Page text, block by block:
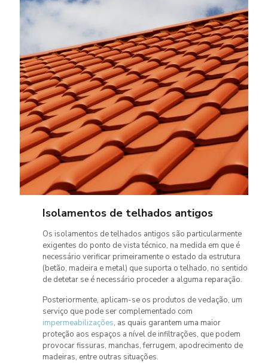
Isolamentos de telhados antigos
Os isolamentos de telhados antigos são particularmente
exigentes do ponto de vista técnico, na medida em que é
necessário verificar primeiramente o estado da estrutura
(betão, madeira e metal) que suporta o telhado, no sentido
de detetar se é necessário proceder a alguma reparação.
Posteriormente, aplicam-se os produtos de vedação, um
serviço que pode ser complementado com
impermeabilizações, as quais garantem uma maior
proteção aos espaços a nível de infiltrações, que podem
provocar fissuras, manchas, ferrugem, apodrecimento de
madeiras, entre outras situações.